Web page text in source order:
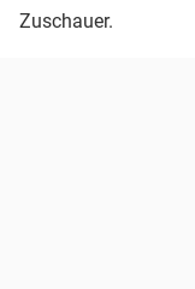
Zuschauer.